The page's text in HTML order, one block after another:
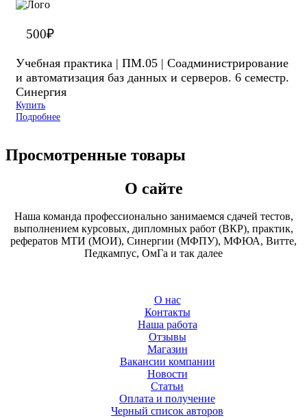
500₽
Учебная практика | ПМ.05 | Соадминистрирование
и автоматизация баз данных и серверов. 6 семестр.
Синергия
Купить
Подробнее
Просмотренные товары
О сайте
Наша команда профессионально занимаемся сдачей тестов,
выполнением курсовых, дипломных работ (ВКР), практик,
рефератов МТИ (МОИ), Синергии (МФПУ), МФЮА, Витте,
Педкампус, ОмГа и так далее
О нас
Контакты
Наша работа
Отзывы
Магазин
Вакансии компании
Новости
Статьи
Оплата и получение
Черный список авторов